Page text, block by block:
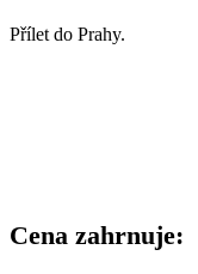
Přílet do Prahy.
Cena zahrnuje: